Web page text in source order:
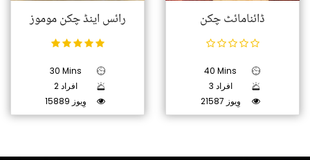
رائس اینڈ چکن موموز
30 Mins
2 افراد
15889 وِیوز
ڈائنامائٹ چکن
40 Mins
3 افراد
21587 وِیوز